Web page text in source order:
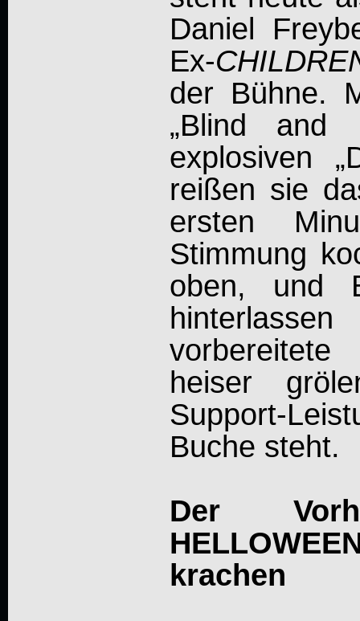
Daniel
Ex-
der Bühne.
„Blind and
explosiven
reißen sie
ersten
Stimmung
oben, und
heiser
Support-
Buche steht.
Der
krachen